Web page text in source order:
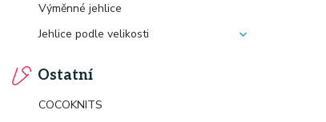
Výměnné jehlice
Jehlice podle velikosti
Ostatní
COCOKNITS